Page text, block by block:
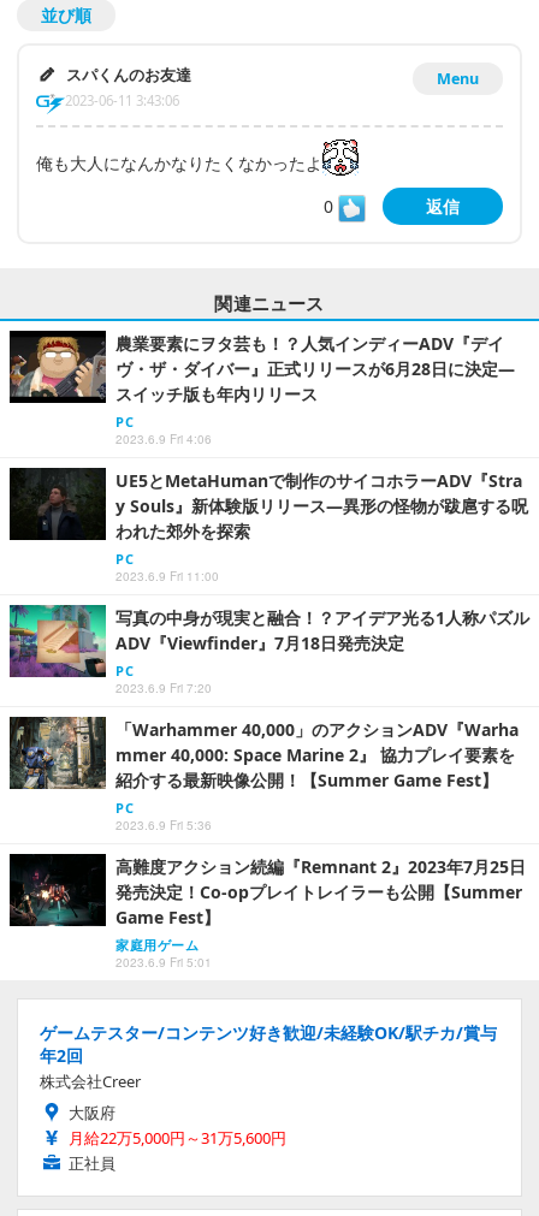
並び順
Menu
スパくんのお友達
2023-06-11 3:43:06
俺も大人になんかなりたくなかったよ
0
返信
関連ニュース
農業要素にヲタ芸も！？人気インディーADV『デイ
ヴ・ザ・ダイバー』正式リリースが6月28日に決定―
スイッチ版も年内リリース
PC
2023.6.9 Fri 4:06
UE5とMetaHumanで制作のサイコホラーADV『Stra
y Souls』新体験版リリース―異形の怪物が跋扈する呪
われた郊外を探索
PC
2023.6.9 Fri 11:00
写真の中身が現実と融合！？アイデア光る1人称パズル
ADV『Viewfinder』7月18日発売決定
PC
2023.6.9 Fri 7:20
「Warhammer 40,000」のアクションADV『Warha
mmer 40,000: Space Marine 2』 協力プレイ要素を
紹介する最新映像公開！【Summer Game Fest】
PC
2023.6.9 Fri 5:36
高難度アクション続編『Remnant 2』2023年7月25日
発売決定！Co-opプレイトレイラーも公開【Summer
Game Fest】
家庭用ゲーム
2023.6.9 Fri 5:01
ゲームテスター/コンテンツ好き歓迎/未経験OK/駅チカ/賞与
年2回
株式会社Creer
大阪府
月給22万5,000円～31万5,600円
正社員